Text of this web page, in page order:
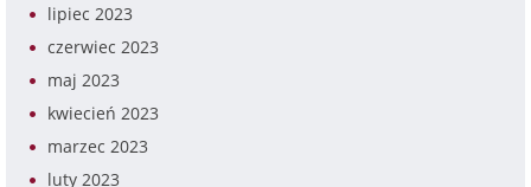
lipiec 2023
czerwiec 2023
maj 2023
kwiecień 2023
marzec 2023
luty 2023